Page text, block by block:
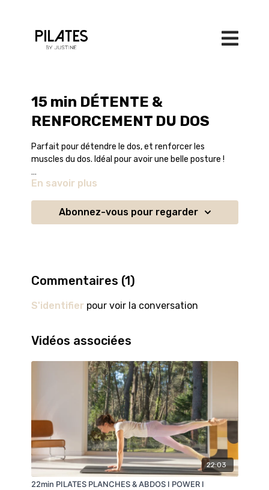
15 min DÉTENTE &
RENFORCEMENT DU DOS
Parfait pour détendre le dos, et renforcer les
muscles du dos. Idéal pour avoir une belle posture !
Vous devez toujours consulter votre médecin ou
ostéopathe, rhumatologue...) avant d'effectuer l'un
des exercices de ce programme, et vous devez
âgée. Les instructions présentées ici ne sont en
médical ou à des conseils de non experts.
En savoir plus
Abonnez-vous pour regarder
Commentaires (1)
S'identifierpour voir la conversation
Vidéos associées
22:03
22min PILATES PLANCHES & ABDOS I POWER I